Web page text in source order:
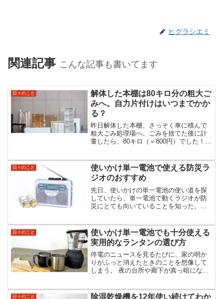
ヒグラシエミ
関連記事 こんな記事も書いてます
日々のこと
解体した本棚は80キロ分の粗大ご
みへ。自力片付けはいつまでかか
る？
昨日解体した本棚、さっそく車に積んで
粗大ごみ処理場へ。ごみを捨てた後に計
量したら、80キロ（＝800円）でした！わ
から駐車場まで板を運ぶところを人に見
られたくなくてコソ...
日々のこと
使いかけ単一電池で使える防災ラ
ジオのおすすめ
先日、使いかけの単一電池の使い道を探
していたら、単一電池で動くラジオが防
災にとても向いていることを知った。停
なるけれど、電池式ラジオなら長時間使
える。「ひとつ持っておく...
日々のこと
使いかけ単一電池でも十分使える
実用的なランタンの選び方
停電のニュースを見るたびに、家の明か
りがふっと消えたときのことを想像して
しまう。 夜の台所や廊下が真っ暗になる
日、使いかけの単一電池をどう活かそう
日々のこと
除湿乾燥機を12年使い続けてわか